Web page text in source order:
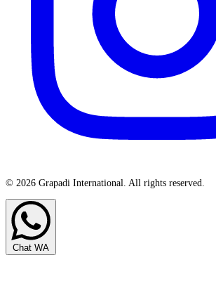
© 2026 Grapadi International. All rights reserved.
Chat WA